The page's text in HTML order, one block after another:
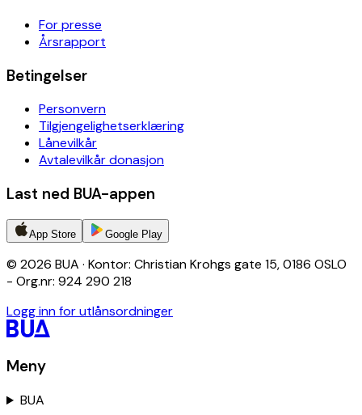
For presse
Årsrapport
Betingelser
Personvern
Tilgjengelighetserklæring
Lånevilkår
Avtalevilkår donasjon
Last ned BUA-appen
App Store Google Play
© 2026 BUA · Kontor: Christian Krohgs gate 15, 0186 OSLO
- Org.nr: 924 290 218
Logg inn for utlånsordninger
Meny
BUA